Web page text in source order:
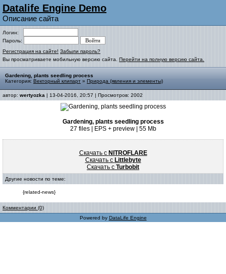
Datalife Engine Demo
Описание сайта
Логин:
Пароль:
Регистрация на сайте! Забыли пароль?
Вы просматриваете мобильную версию сайта. Перейти на полную версию сайта.
Gardening, plants seedling process
Категория: Векторный клипарт » Природа (явления и элементы)
автор: wertyozka | 13-04-2016, 20:57 | Просмотров: 2002
Gardening, plants seedling process
27 files | EPS + preview | 55 Mb
Скачать с NITROFLARE
Скачать с Littlebyte
Скачать с Turbobit
Другие новости по теме:
{related-news}
Комментарии (0)
Powered by DataLife Engine